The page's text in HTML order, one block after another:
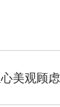
美观顾虑